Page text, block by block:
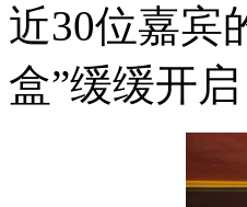
近30位嘉宾
盒”缓缓开